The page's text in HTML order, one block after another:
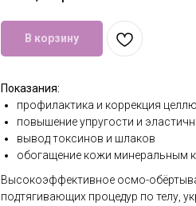
В корзину
Показания:
профилактика и коррекция
повышение упругости и
вывод токсинов и шлаков
обогащение кожи минеральным
Высокоэффективное осмо-
подтягивающих процедур по телу,